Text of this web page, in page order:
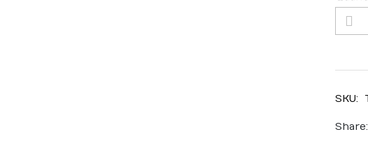
SKU:
Share: